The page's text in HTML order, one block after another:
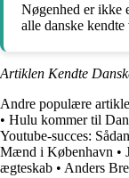
Nøgenhed er ikke
alle danske
Artiklen Kendte
Andre populære
• Hulu kommer til
Youtube-succes:
Mænd i København •
ægteskab • Anders